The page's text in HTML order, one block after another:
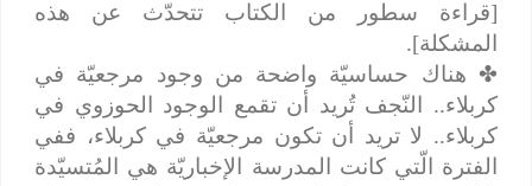
[قراءة سطور من الكتاب تتحدّث عن هذه
المشكلة].
✤هناك حساسيّة واضحة من وجود مرجعيّة في
كربلاء.. النّجف تُريد أن تقمع الوجود الحوزوي في
كربلاء.. لا تريد أن تكون مرجعيّة في كربلاء، ففي
الفترة الّتي كانت المدرسة الإخباريّة هي المُتسيّدة